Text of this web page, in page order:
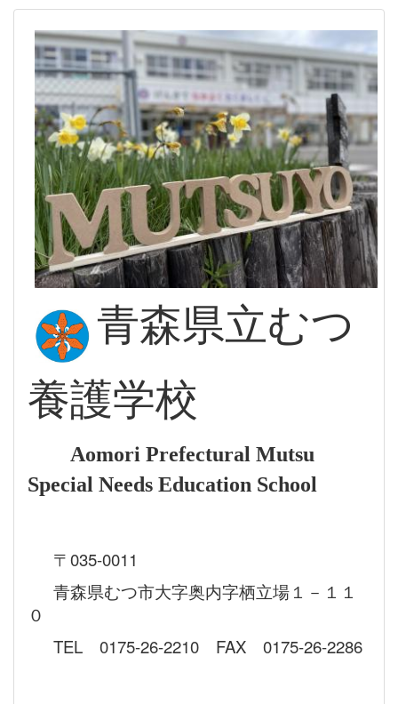
青森県立むつ
養護学校
Aomori Prefectural Mutsu
Special Needs Education School
〒035-0011
青森県むつ市大字奥内字栖立場１－１１
０
TEL 0175-26-2210 FAX 0175-26-2286